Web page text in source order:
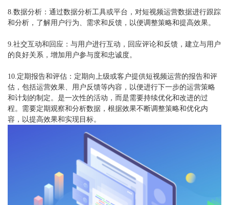
8.数据分析：通过数据分析工具或平台，对短视频运营数据进行跟踪
和分析，了解用户行为、需求和反馈，以便调整策略和提高效果。
9.社交互动和回应：与用户进行互动，回应评论和反馈，建立与用户
的良好关系，增加用户参与度和忠诚度。
10.定期报告和评估：定期向上级或客户提供短视频运营的报告和评
估，包括运营效果、用户反馈等内容，以便进行下一步的运营策略
和计划的制定。是一次性的活动，而是需要持续优化和改进的过
程。需要定期观察和分析数据，根据效果不断调整策略和优化内
容，以提高效果和实现目标。